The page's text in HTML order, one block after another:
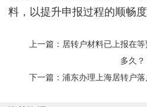
料，以提升申报过程的顺畅度
上一篇： 居转户材料已上报在
多久？
下一篇： 浦东办理上海居转户